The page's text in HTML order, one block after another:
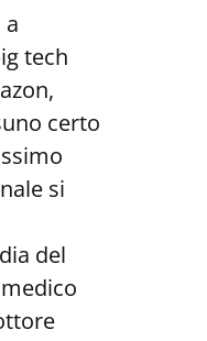
a
tech
certo
si
del